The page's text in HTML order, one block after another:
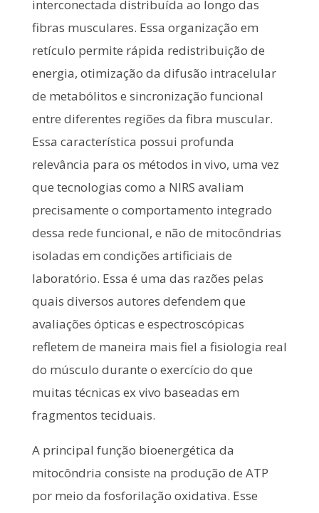
interconectada distribuída ao longo das
fibras musculares. Essa organização em
retículo permite rápida redistribuição de
energia, otimização da difusão intracelular
de metabólitos e sincronização funcional
entre diferentes regiões da fibra muscular.
Essa característica possui profunda
relevância para os métodos in vivo, uma vez
que tecnologias como a NIRS avaliam
precisamente o comportamento integrado
dessa rede funcional, e não de mitocôndrias
isoladas em condições artificiais de
laboratório. Essa é uma das razões pelas
quais diversos autores defendem que
avaliações ópticas e espectroscópicas
refletem de maneira mais fiel a fisiologia real
do músculo durante o exercício do que
muitas técnicas ex vivo baseadas em
fragmentos teciduais.
A principal função bioenergética da
mitocôndria consiste na produção de ATP
por meio da fosforilação oxidativa. Esse